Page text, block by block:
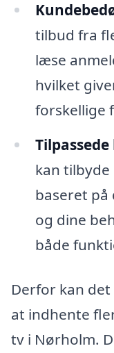
tilbud fra
læse
hvilket
forskellige
kan
baseret på
og dine
både
Derfor kan
at indhente
tv i Nørholm.